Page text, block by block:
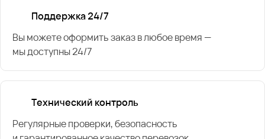
Поддержка 24/7
Вы можете оформить заказ в любое время —
мы доступны 24/7
Технический контроль
Регулярные проверки, безопасность